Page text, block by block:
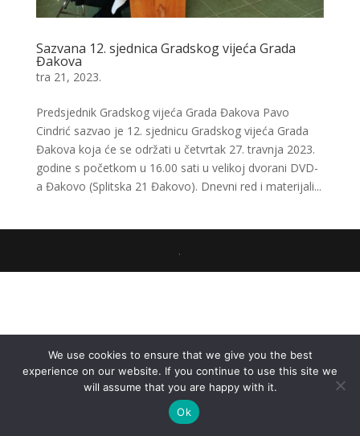
Sazvana 12. sjednica Gradskog vijeća Grada
Đakova
tra 21, 2023.
Predsjednik Gradskog vijeća Grada Đakova Pavo
Cindrić sazvao je 12. sjednicu Gradskog vijeća Grada
Đakova koja će se održati u četvrtak 27. travnja 2023.
godine s početkom u 16.00 sati u velikoj dvorani DVD-
a Đakovo (Splitska 21 Đakovo). Dnevni red i materijali...
.
We use cookies to ensure that we give you the best
experience on our website. If you continue to use this site we
will assume that you are happy with it.
Ok